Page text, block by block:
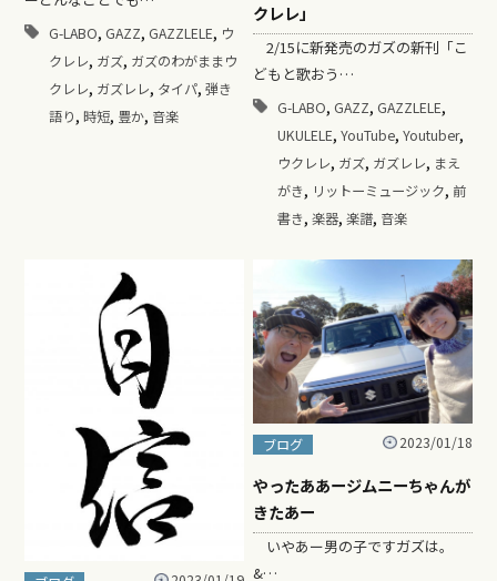
G-LABO, GAZZ, GAZZLELE, ウ
クレレ, ガズ, ガズのわがままウ
クレレ, ガズレレ, タイパ, 弾き
語り, 時短, 豊か, 音楽
クレレ」
2/15に新発売のガズの新刊「こ
どもと歌おう…
G-LABO, GAZZ, GAZZLELE,
UKULELE, YouTube, Youtuber,
ウクレレ, ガズ, ガズレレ, まえ
がき, リットーミュージック, 前
書き, 楽器, 楽譜, 音楽
ブログ 2023/01/18
やったああージムニーちゃんが
きたあー
いやあー男の子ですガズは。
&…